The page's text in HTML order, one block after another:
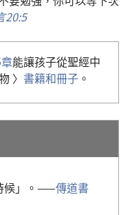
20:5
能讓孩子從聖經中
〉 書籍和冊子 。
候」。——傳道書